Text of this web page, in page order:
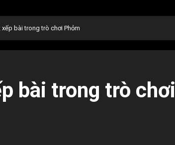
xếp bài trong trò chơi Phỏm
bài trong trò chơi